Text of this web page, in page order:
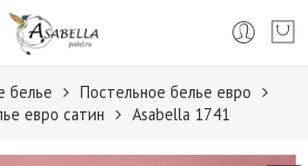
белье
Постельное белье евро
евро сатин
Аsabella 1741